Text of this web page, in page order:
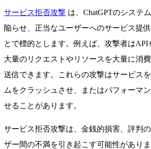
サービス拒否攻撃 は、ChatGPTのシステ
陥らせ、正当なユーザーへのサービス提
とで標的とします。例えば、攻撃者はAPI
大量のリクエストやリソースを大量に消
送信できます。これらの攻撃はサービス
ムをクラッシュさせ、またはパフォーマ
せることがあります。
サービス拒否攻撃は、金銭的損害、評判
ザー間の不満を引き起こす可能性があり